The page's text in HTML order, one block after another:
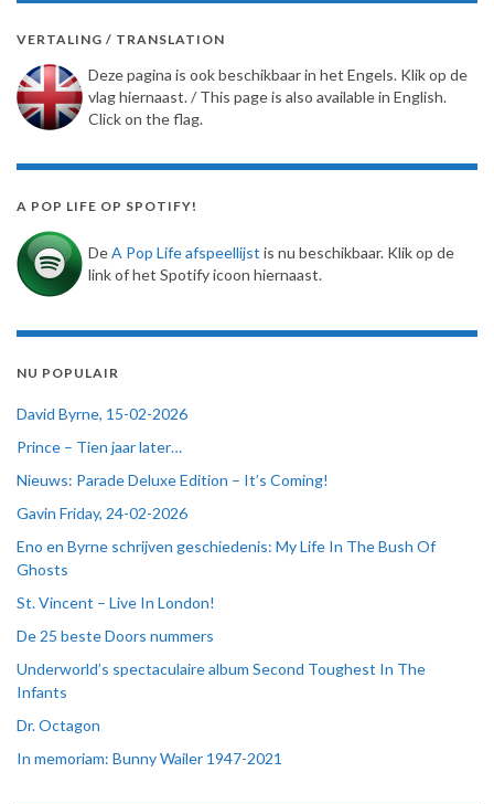
VERTALING / TRANSLATION
Deze pagina is ook beschikbaar in het Engels. Klik op de
vlag hiernaast. / This page is also available in English.
Click on the flag.
A POP LIFE OP SPOTIFY!
DeA Pop Life afspeellijst is nu beschikbaar. Klik op de
link of het Spotify icoon hiernaast.
NU POPULAIR
David Byrne, 15-02-2026
Prince – Tien jaar later…
Nieuws: Parade Deluxe Edition – It’s Coming!
Gavin Friday, 24-02-2026
Eno en Byrne schrijven geschiedenis: My Life In The Bush Of
Ghosts
St. Vincent – Live In London!
De 25 beste Doors nummers
Underworld’s spectaculaire album Second Toughest In The
Infants
Dr. Octagon
In memoriam: Bunny Wailer 1947-2021